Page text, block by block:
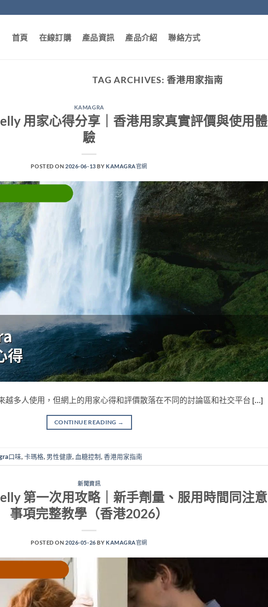
首頁 在線訂購 產品資訊 產品介紹 聯絡方式
TAG ARCHIVES:香港用家指南
KAMAGRA
用家心得分享｜香港用家真實評價與使用體
驗
POSTED ON2026-06-13 BY KAMAGRA官網
越多人使用，但網上的用家心得和評價散落在不同的討論區和社交平台 […]
CONTINUE READING →
口味,卡瑪格, 男性健康, 血糖控制,香港用家指南
新聞資訊
第一次用攻略｜新手劑量、服用時間同注意
事項完整教學（香港2026）
POSTED ON2026-05-26 BY KAMAGRA官網